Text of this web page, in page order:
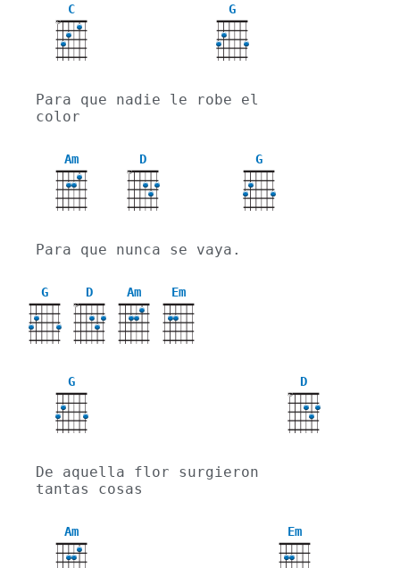
C
X
G
Para que nadie le robe el
color
Am D
X
G
Para que nunca se vaya.
G D
X
Am Em
G D
X
De aquella flor surgieron
tantas cosas
Am Em